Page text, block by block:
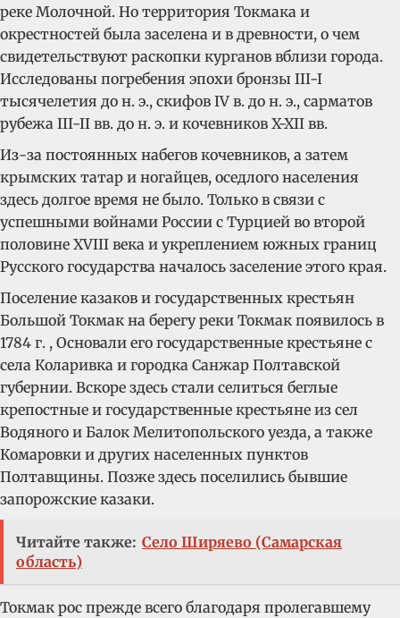
реке Молочной. Но территория Токмака и
окрестностей была заселена и в древности, о чем
свидетельствуют раскопки курганов вблизи города.
Исследованы погребения эпохи бронзы III-I
тысячелетия до н. э., скифов IV в. до н. э., сарматов
рубежа III-II вв. до н. э. и кочевников X-XII вв.
Из-за постоянных набегов кочевников, а затем
крымских татар и ногайцев, оседлого населения
здесь долгое время не было. Только в связи с
успешными войнами России с Турцией во второй
половине XVIII века и укреплением южных границ
Русского государства началось заселение этого края.
Поселение казаков и государственных крестьян
Большой Токмак на берегу реки Токмак появилось в
1784 г. , Основали его государственные крестьяне с
села Коларивка и городка Санжар Полтавской
губернии. Вскоре здесь стали селиться беглые
крепостные и государственные крестьяне из сел
Водяного и Балок Мелитопольского уезда, а также
Комаровки и других населенных пунктов
Полтавщины. Позже здесь поселились бывшие
запорожские казаки.
Читайте также: Село Ширяево (Самарская
область)
Токмак рос прежде всего благодаря пролегавшему